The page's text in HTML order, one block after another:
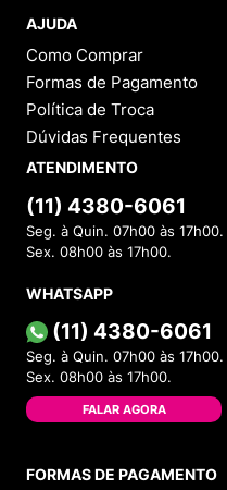
AJUDA
Como Comprar
Formas de Pagamento
Política de Troca
Dúvidas Frequentes
ATENDIMENTO
(11) 4380-6061
Seg. à Quin. 07h00 às 17h00.
Sex. 08h00 às 17h00.
WHATSAPP
(11) 4380-6061
Seg. à Quin. 07h00 às 17h00.
Sex. 08h00 às 17h00.
FALAR AGORA
FORMAS DE PAGAMENTO